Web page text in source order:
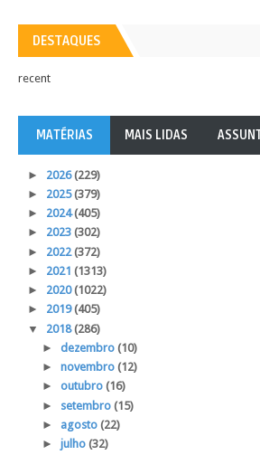
DESTAQUES
recent
MATÉRIAS MAIS LIDAS
► 2026(229)
► 2025(379)
► 2024(405)
► 2023 (302)
► 2022(372)
► 2021 (1313)
► 2020(1022)
► 2019(405)
▼ 2018(286)
► dezembro (10)
► novembro (12)
► outubro (16)
► setembro (15)
► agosto (22)
► julho (32)